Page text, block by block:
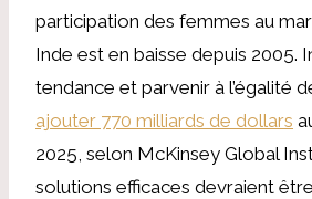
participation des femmes au
Inde est en baisse depuis 2005.
tendance et parvenir à l’égalité
ajouter 770 milliards de dollars
2025, selon McKinsey Global
solutions efficaces devraient